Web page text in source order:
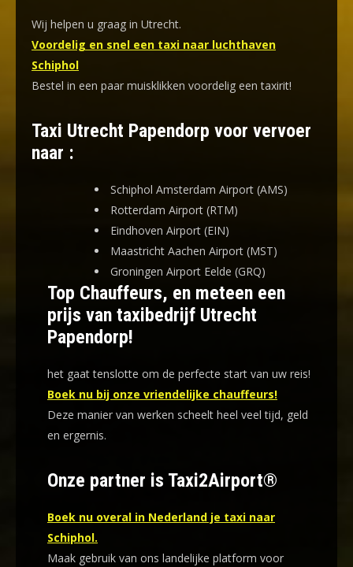
Wij helpen u graag in Utrecht.
Voordelig en snel een taxi naar luchthaven
Schiphol
Bestel in een paar muisklikken voordelig een taxirit!
Taxi Utrecht Papendorp voor vervoer
naar :
Schiphol Amsterdam Airport (AMS)
Rotterdam Airport (RTM)
Eindhoven Airport (EIN)
Maastricht Aachen Airport (MST)
Groningen Airport Eelde (GRQ)
Top Chauffeurs, en meteen een
prijs van taxibedrijf Utrecht
Papendorp!
het gaat tenslotte om de perfecte start van uw reis!
Boek nu bij onze vriendelijke chauffeurs!
Deze manier van werken scheelt heel veel tijd, geld
en ergernis.
Onze partner is Taxi2Airport®
Boek nu overal in Nederland je taxi naar
Schiphol.
Maak gebruik van ons landelijke platform voor